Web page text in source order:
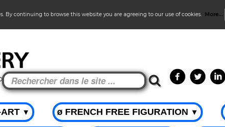
By continuing to browse this website you are agreeing to our use of cookies. More...
▼ ø FRENCH FREE FIGURATION ▼